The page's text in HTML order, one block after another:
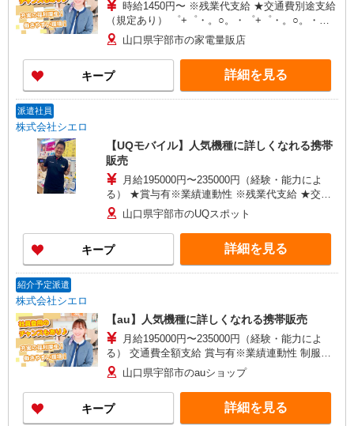
時給1450円〜 ※残業代支給 ★交通費別途支給
（規定あり） ゜+゜・。○。・゜+゜・。○。・゜
+゜ 入社祝い金10万円支給(規定有) お友達を紹介
頂くと, インセンティブ支給(規定有) ★月2回払
い・週払い可能（規程有）★ ゜・。○。・゜
+゜・。○。・゜+゜
山口県宇部市の家電量販店
キープ 詳細を見る
派遣社員
株式会社シエロ
【UQモバイル】人気機種に詳しくなれる携帯
販売
月給195000円〜235000円（経験・能力によ
る） ★賞与有※業績連動性 ※残業代支給 ★交通
費全額支給 ゜+゜・。○。・゜+゜・。○。・゜+゜
入社祝い金10万円支給(規定有) お友達を紹介頂く
と, インセンティブ支給(規定有) ゜・。○。・゜
+゜・。○。・゜+゜
山口県宇部市のUQスポット
キープ 詳細を見る
紹介予定派遣
株式会社シエロ
【au】人気機種に詳しくなれる携帯販売
月給195000円〜235000円（経験・能力によ
る） 交通費全額支給 賞与有※業績連動性 制服貸
与 社会保険完備 車通勤可能 ゜+゜・。○。・゜
+゜・。○。・゜+゜ 入社祝い金10万円支給(規定
有) お友達を紹介頂くと, インセンティブ支給(規定
有) ゜・。○。・゜+゜・。○。・゜+゜
山口県宇部市のauショップ
キープ 詳細を見る